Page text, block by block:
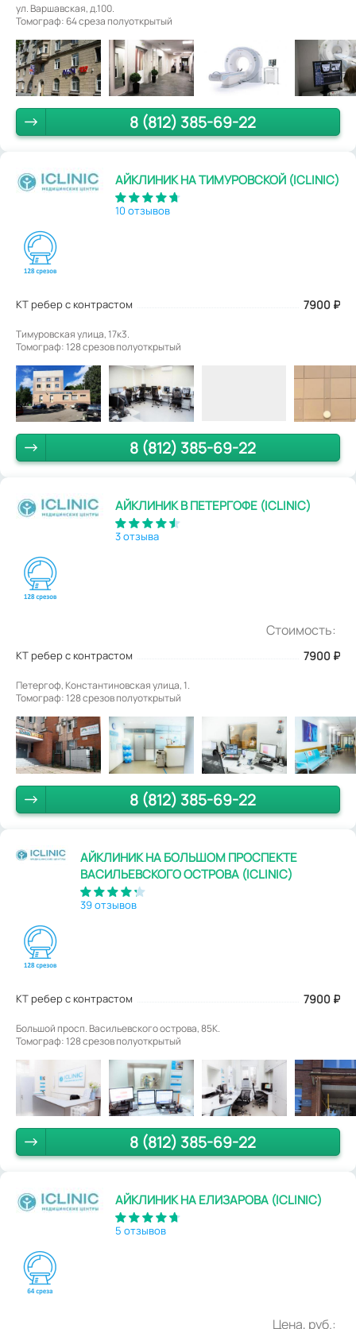
ул. Варшавская, д.100.
Томограф: 64 среза полуоткрытый
8 (812) 385-69-22
АЙКЛИНИК НА ТИМУРОВСКОЙ (ICLINIC)
10 отзывов
КТ ребер с контрастом 7900 ₽
Тимуровская улица, 17к3.
Томограф: 128 срезов полуоткрытый
8 (812) 385-69-22
АЙКЛИНИК В ПЕТЕРГОФЕ (ICLINIC)
3 отзыва
Стоимость:
КТ ребер с контрастом 7900 ₽
Петергоф, Константиновская улица, 1.
Томограф: 128 срезов полуоткрытый
8 (812) 385-69-22
АЙКЛИНИК НА БОЛЬШОМ ПРОСПЕКТЕ
ВАСИЛЬЕВСКОГО ОСТРОВА (ICLINIC)
39 отзывов
КТ ребер с контрастом 7900 ₽
Большой просп. Васильевского острова, 85К.
Томограф: 128 срезов полуоткрытый
8 (812) 385-69-22
АЙКЛИНИК НА ЕЛИЗАРОВА (ICLINIC)
5 отзывов
Цена, руб.: